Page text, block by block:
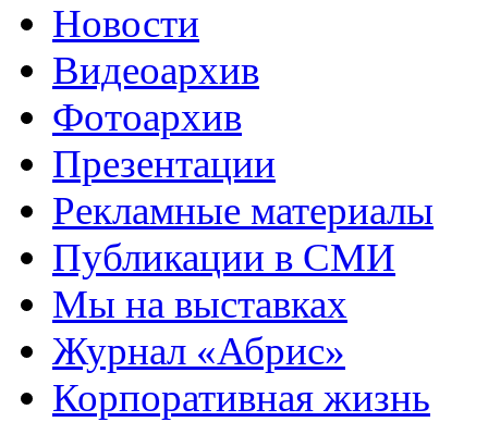
Новости
Видеоархив
Фотоархив
Презентации
Рекламные материалы
Публикации в СМИ
Мы на выставках
Журнал «Абрис»
Корпоративная жизнь